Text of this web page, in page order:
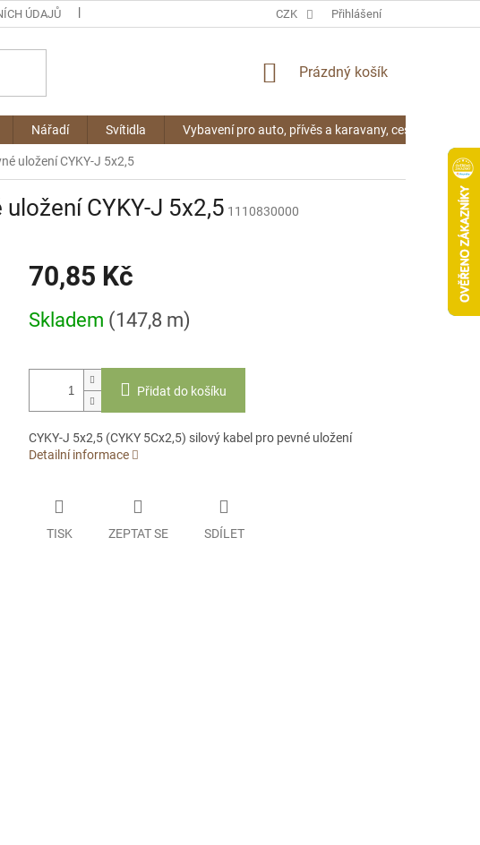
ÚDAJŮ CZK Přihlášení
NÁKUPNÍ
Prázdný košík
Nářadí Svítidla Vybavení pro auto, přívěs a karavany, cestování
uložení CYKY-J 5x2,5
CYKY-J 5x2,5 1110830000
70,85 Kč
cena:
Skladem (147,8 m)
Přidat do košíku
CYKY-J 5x2,5 (CYKY 5Cx2,5) silový kabel pro pevné uložení
Detailní informace
TISK ZEPTAT SE SDÍLET